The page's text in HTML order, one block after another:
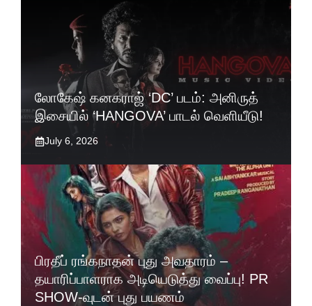
லோகேஷ் கனகராஜ் ‘DC’ படம்: அனிருத்
இசையில் ‘HANGOVA’ பாடல் வெளியீடு!
July 6, 2026
பிரதீப் ரங்கநாதன் புது அவதாரம் –
தயாரிப்பாளராக அடியெடுத்து வைப்பு! PR
SHOW-வுடன் புது பயணம்